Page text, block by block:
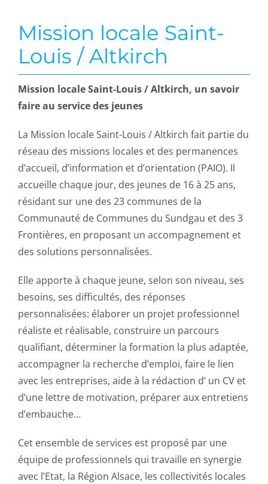
Mission locale Saint-
Louis / Altkirch
Mission locale Saint-Louis / Altkirch, un savoir
faire au service des jeunes
La Mission locale Saint-Louis / Altkirch fait partie du
réseau des missions locales et des permanences
d’accueil, d’information et d’orientation (PAIO). Il
accueille chaque jour, des jeunes de 16 à 25 ans,
résidant sur une des 23 communes de la
Communauté de Communes du Sundgau et des 3
Frontières, en proposant un accompagnement et
des solutions personnalisées.
Elle apporte à chaque jeune, selon son niveau, ses
besoins, ses difficultés, des réponses
personnalisées: élaborer un projet professionnel
réaliste et réalisable, construire un parcours
qualifiant, déterminer la formation la plus adaptée,
accompagner la recherche d’emploi, faire le lien
avec les entreprises, aide à la rédaction d’ un CV et
d’une lettre de motivation, préparer aux entretiens
d’embauche…
Cet ensemble de services est proposé par une
équipe de professionnels qui travaille en synergie
avec l’Etat, la Région Alsace, les collectivités locales